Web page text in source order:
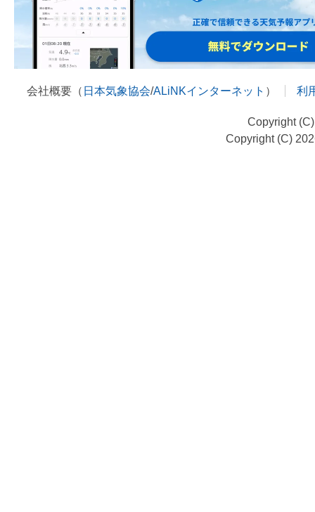
会社概要（ 日本気象協会/ALiNKインターネット ） 利
Copyright
Copyright (C)